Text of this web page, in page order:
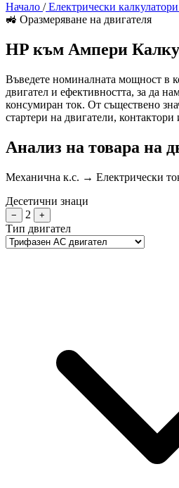
Начало /Електрически калкулатори
🚜 Оразмеряване на двигателя
HP към Ампери
Въведете номиналната мощност в
двигател и ефективността, за да
консумиран ток. От съществено
стартери на двигатели,
Анализ на товара на
Механична к.с. → Електрически
Десетични знаци
− 2 +
Тип двигател